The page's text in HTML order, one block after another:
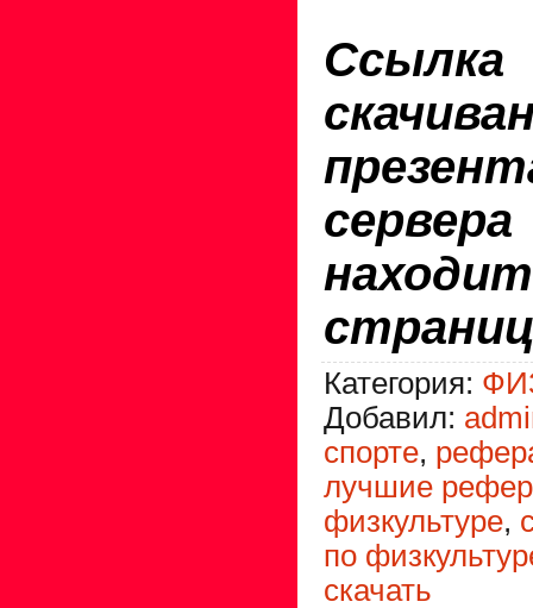
Категория:
Добавил:
спорте,
лучшие
физкультуре,
по
скачать